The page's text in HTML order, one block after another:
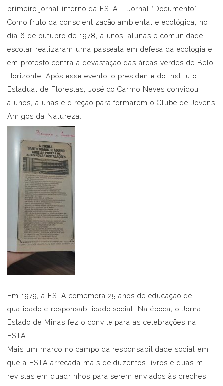
primeiro jornal interno da ESTA – Jornal “Documento”.
Como fruto da conscientização ambiental e ecológica, no
dia 6 de outubro de 1978, alunos, alunas e comunidade
escolar realizaram uma passeata em defesa da ecologia e
em protesto contra a devastação das áreas verdes de Belo
Horizonte. Após esse evento, o presidente do Instituto
Estadual de Florestas, José do Carmo Neves convidou
alunos, alunas e direção para formarem o Clube de Jovens
Amigos da Natureza.
Em 1979, a ESTA comemora 25 anos de educação de
qualidade e responsabilidade social. Na época, o Jornal
Estado de Minas fez o convite para as celebrações na
ESTA.
Mais um marco no campo da responsabilidade social em
que a ESTA arrecada mais de duzentos livros e duas mil
revistas em quadrinhos para serem enviados às creches